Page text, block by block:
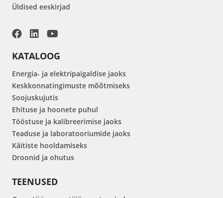
Üldised eeskirjad
KATALOOG
Energia- ja elektripaigaldise jaoks
Keskkonnatingimuste mõõtmiseks
Soojuskujutis
Ehituse ja hoonete puhul
Tööstuse ja kalibreerimise jaoks
Teaduse ja laboratooriumide jaoks
Käitiste hooldamiseks
Droonid ja ohutus
TEENUSED